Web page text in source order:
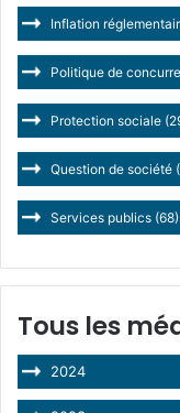
Inflation
Politique de
Protection sociale
Question de société
Services publics (68)
Tous les
2024